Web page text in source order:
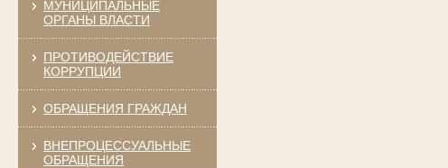
МУНИЦИПАЛЬНЫЕ
ОРГАНЫ ВЛАСТИ
ПРОТИВОДЕЙСТВИЕ
КОРРУПЦИИ
ОБРАЩЕНИЯ ГРАЖДАН
ВНЕПРОЦЕССУАЛЬНЫЕ
ОБРАЩЕНИЯ